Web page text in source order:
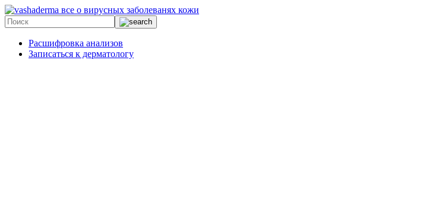
все о вирусных заболеванях кожи
Расшифровка анализов
Записаться к дерматологу